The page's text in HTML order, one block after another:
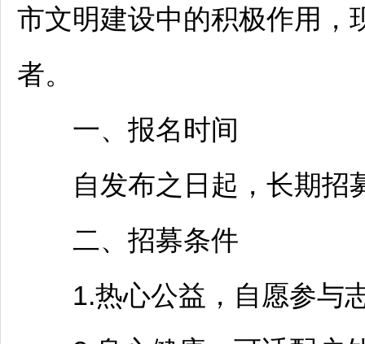
市文明建设中的积极作用，
者。
一、报名时间
自发布之日起，长期招
二、招募条件
1.热心公益，自愿参与